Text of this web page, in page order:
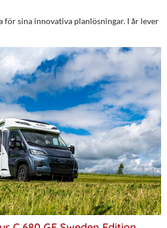
sina innovativa planlösningar. I år lever